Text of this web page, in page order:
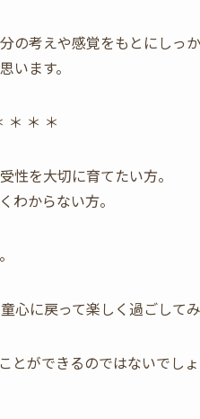
の考えや感覚をもとにしっ
います。
＊ ＊ ＊
性を大切に育てたい方。
わからない方。
心に戻って楽しく過ごして
とができるのではないでし